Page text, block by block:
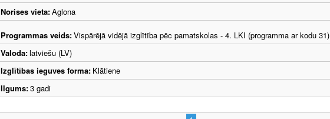
Norises vieta:Aglona
Programmas veids:Vispārējā vidējā izglītība pēc pamatskolas - 4. LKI (programma ar kodu 31)
Valoda:latviešu (LV)
Izglītības ieguves forma: Klātiene
Ilgums:3 gadi